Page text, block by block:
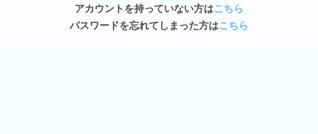
アカウントを持っていない方はこちら
パスワードを忘れてしまった方はこちら